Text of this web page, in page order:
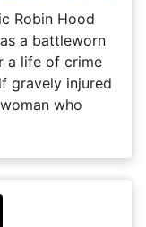
Robin Hood
a battleworn
a life of crime
gravely injured
who